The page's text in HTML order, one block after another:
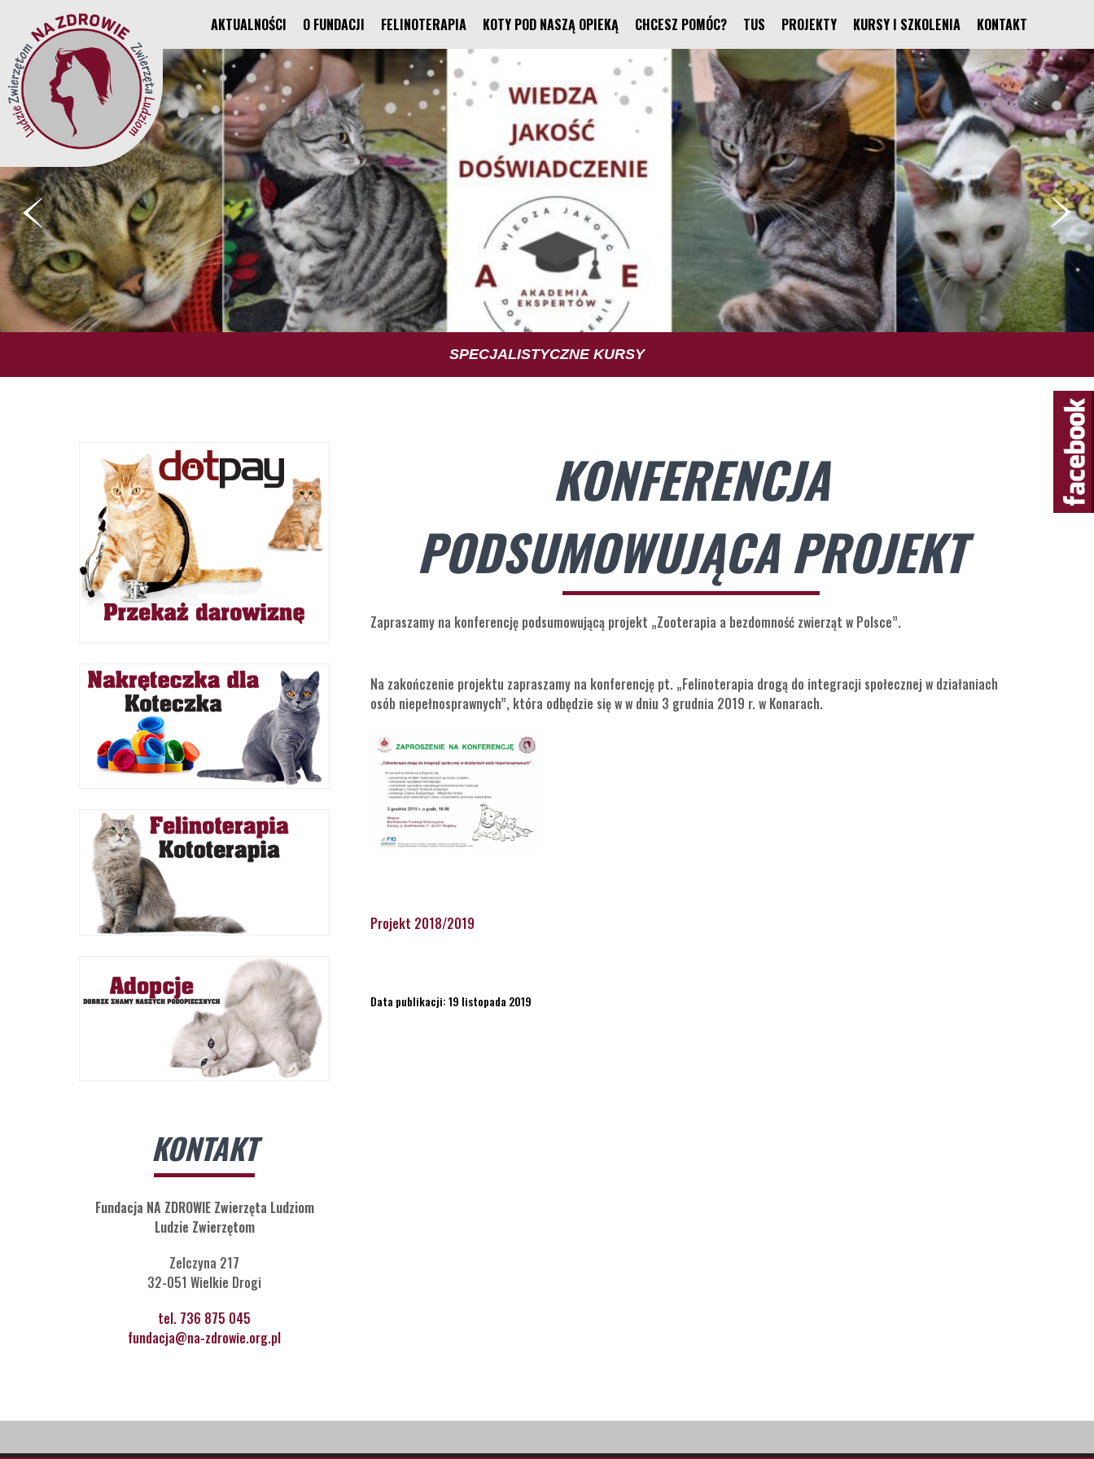
AKTUALNOŚCI O FUNDACJI FELINOTERAPIA KOTY POD NASZĄ OPIEKĄ CHCESZ POMÓC? TUS PROJEKTY KURSY I SZKOLENIA KONTAKT
TUS TRENING UMIEJĘTNOŚCI SPOŁECZNYCH
SPECJALISTYCZNE KURSY
FUNDACJA
FELINOTERAPIA
KONTAKT
Fundacja NA ZDROWIE Zwierzęta Ludziom
Ludzie Zwierzętom
Zelczyna 217
32-051 Wielkie Drogi
tel. 736 875 045
fundacja@na-zdrowie.org.pl
KONFERENCJA
PODSUMOWUJĄCA PROJEKT
Zapraszamy na konferencję podsumowującą projekt „Zooterapia a bezdomność zwierząt w Polsce”.
Na zakończenie projektu zapraszamy na konferencję pt. „Felinoterapia drogą do integracji społecznej w działaniach
osób niepełnosprawnych”, która odbędzie się w w dniu 3 grudnia 2019 r. w Konarach.
Projekt 2018/2019
Data publikacji: 19 listopada 2019